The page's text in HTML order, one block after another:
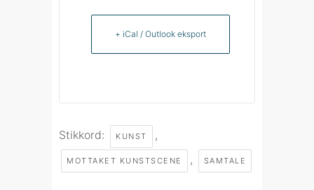
+ iCal / Outlook eksport
Stikkord: KUNST ,
MOTTAKET KUNSTSCENE , SAMTALE